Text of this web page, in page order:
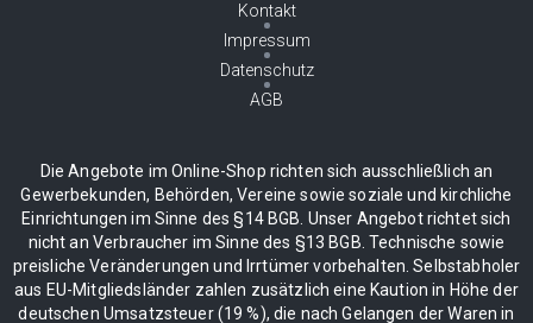
Kontakt
Impressum
Datenschutz
AGB
Die Angebote im Online-Shop richten sich ausschließlich an
Gewerbekunden, Behörden, Vereine sowie soziale und kirchliche
Einrichtungen im Sinne des §14 BGB. Unser Angebot richtet sich
nicht an Verbraucher im Sinne des §13 BGB. Technische sowie
preisliche Veränderungen und Irrtümer vorbehalten. Selbstabholer
aus EU-Mitgliedsländer zahlen zusätzlich eine Kaution in Höhe der
deutschen Umsatzsteuer (19 %), die nach Gelangen der Waren in